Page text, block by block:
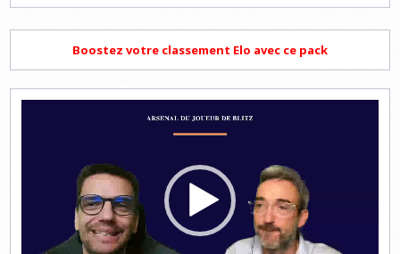
Boostez votre classement Elo avec ce pack